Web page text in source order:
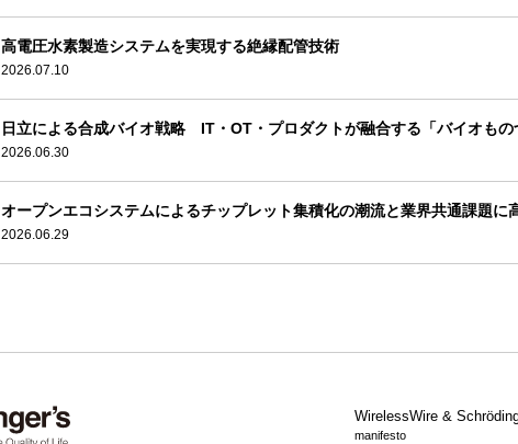
高電圧水素製造システムを実現する絶縁配管技術
2026.07.10
日立による合成バイオ戦略 IT・OT・プロダクトが融合する「バイオもの
2026.06.30
オープンエコシステムによるチップレット集積化の潮流と業界共通課題に
2026.06.29
WirelessWire &
manifesto